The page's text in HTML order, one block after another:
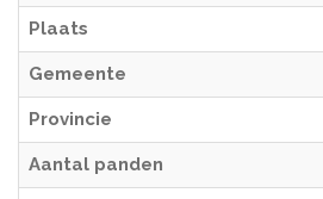
Plaats
Gemeente
Provincie
Aantal panden